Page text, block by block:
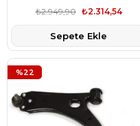
Marka 2S6W3B436FD
₺2.314,54
₺2.949,90
Sepete Ekle
%22